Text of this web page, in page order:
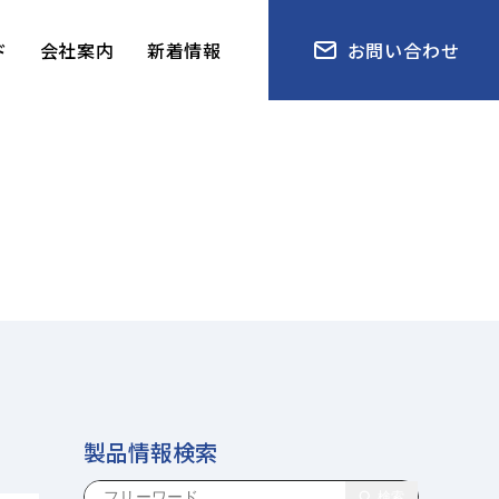
会社案内 新着情報 お問い合わせ
製品情報検索